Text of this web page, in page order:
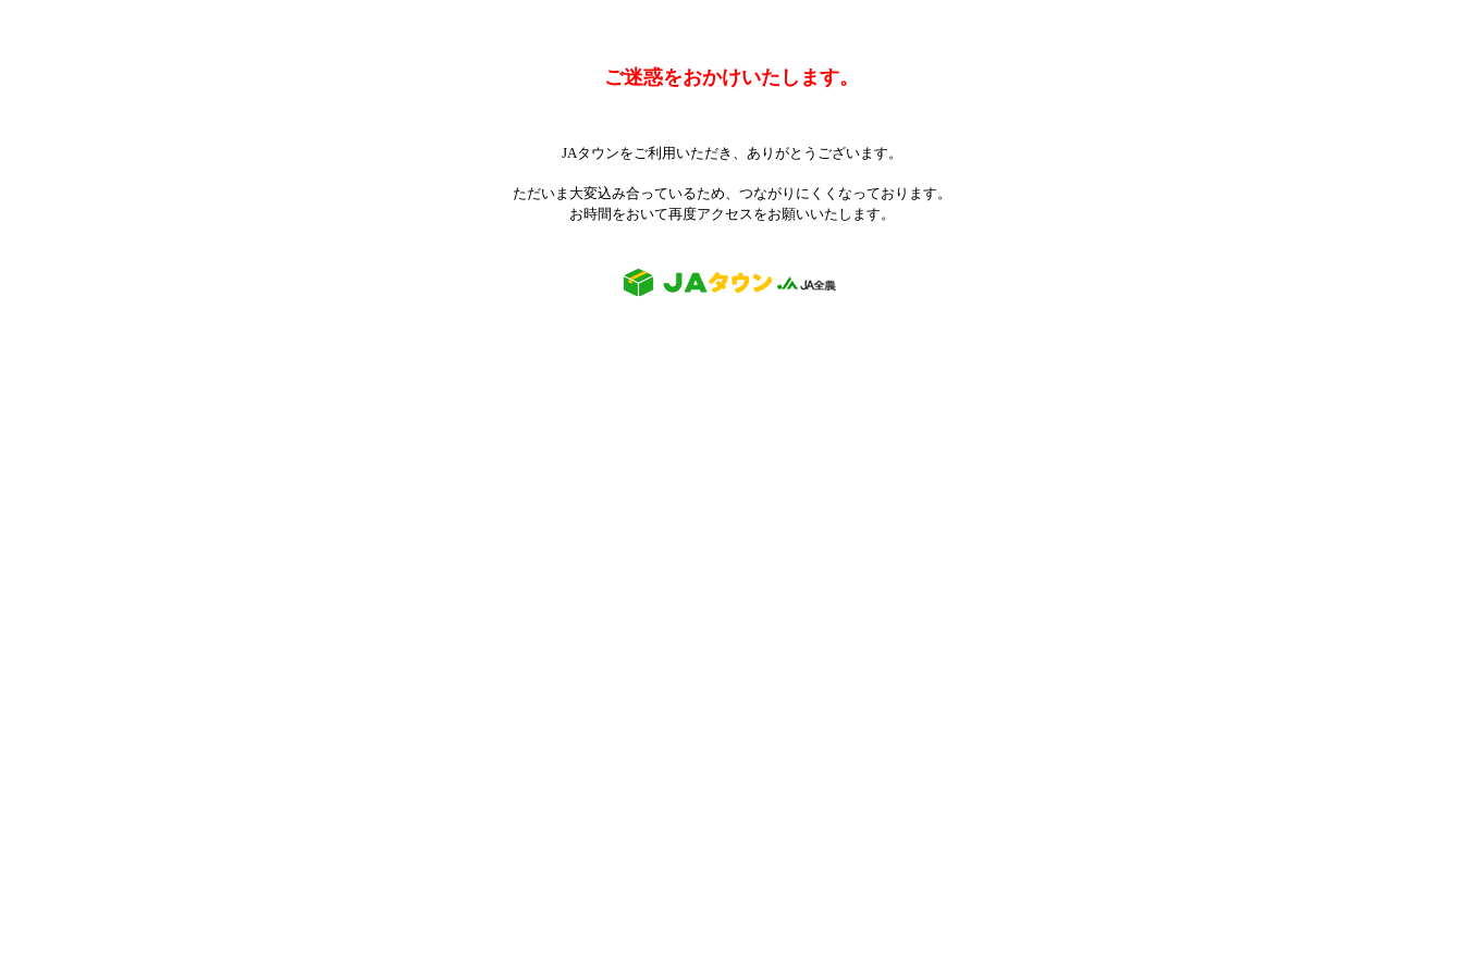
ご迷惑をおかけいたします。
JAタウンをご利用いただき、ありがとうございます。
ただいま大変込み合っているため、つながりにくくなっております。
お時間をおいて再度アクセスをお願いいたします。